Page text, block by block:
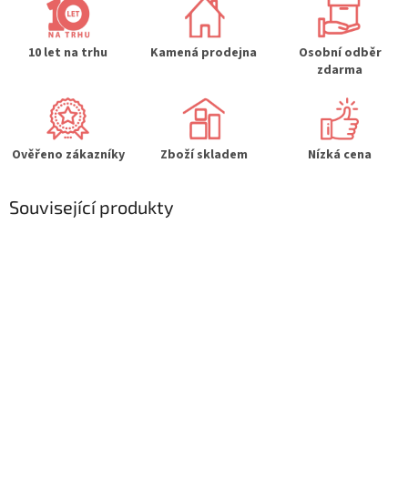
10 let na trhu Kamená prodejna
Osobní odběr
zdarma
Ověřeno zákazníky Zboží skladem Nízká cena
Související produkty